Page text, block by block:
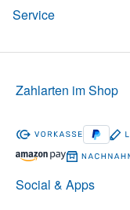
Service
Social & Apps
Zahlarten im Shop